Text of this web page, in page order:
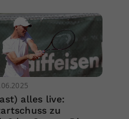
alles live:
zu